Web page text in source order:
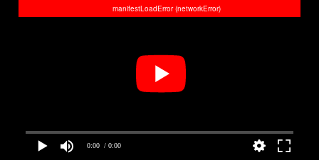
0:00 / 0:00
manifestLoadError (networkError)